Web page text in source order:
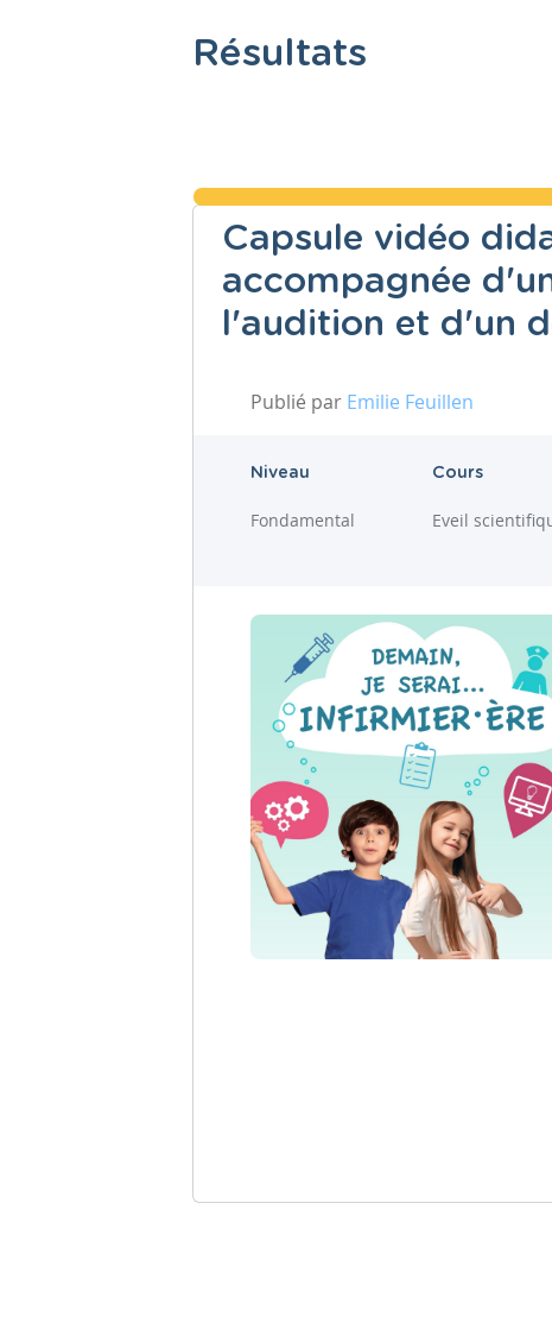
Résultats
Capsule vidéo
accompagnée
l'audition et d'un
Publié par Emilie Feuillen
Niveau
Fondamental
Cours
Eveil